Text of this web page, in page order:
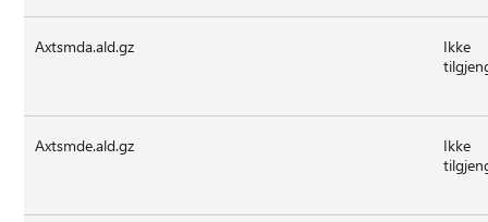
Axtsmda.ald.gz
Ikke
Axtsmde.ald.gz
Ikke